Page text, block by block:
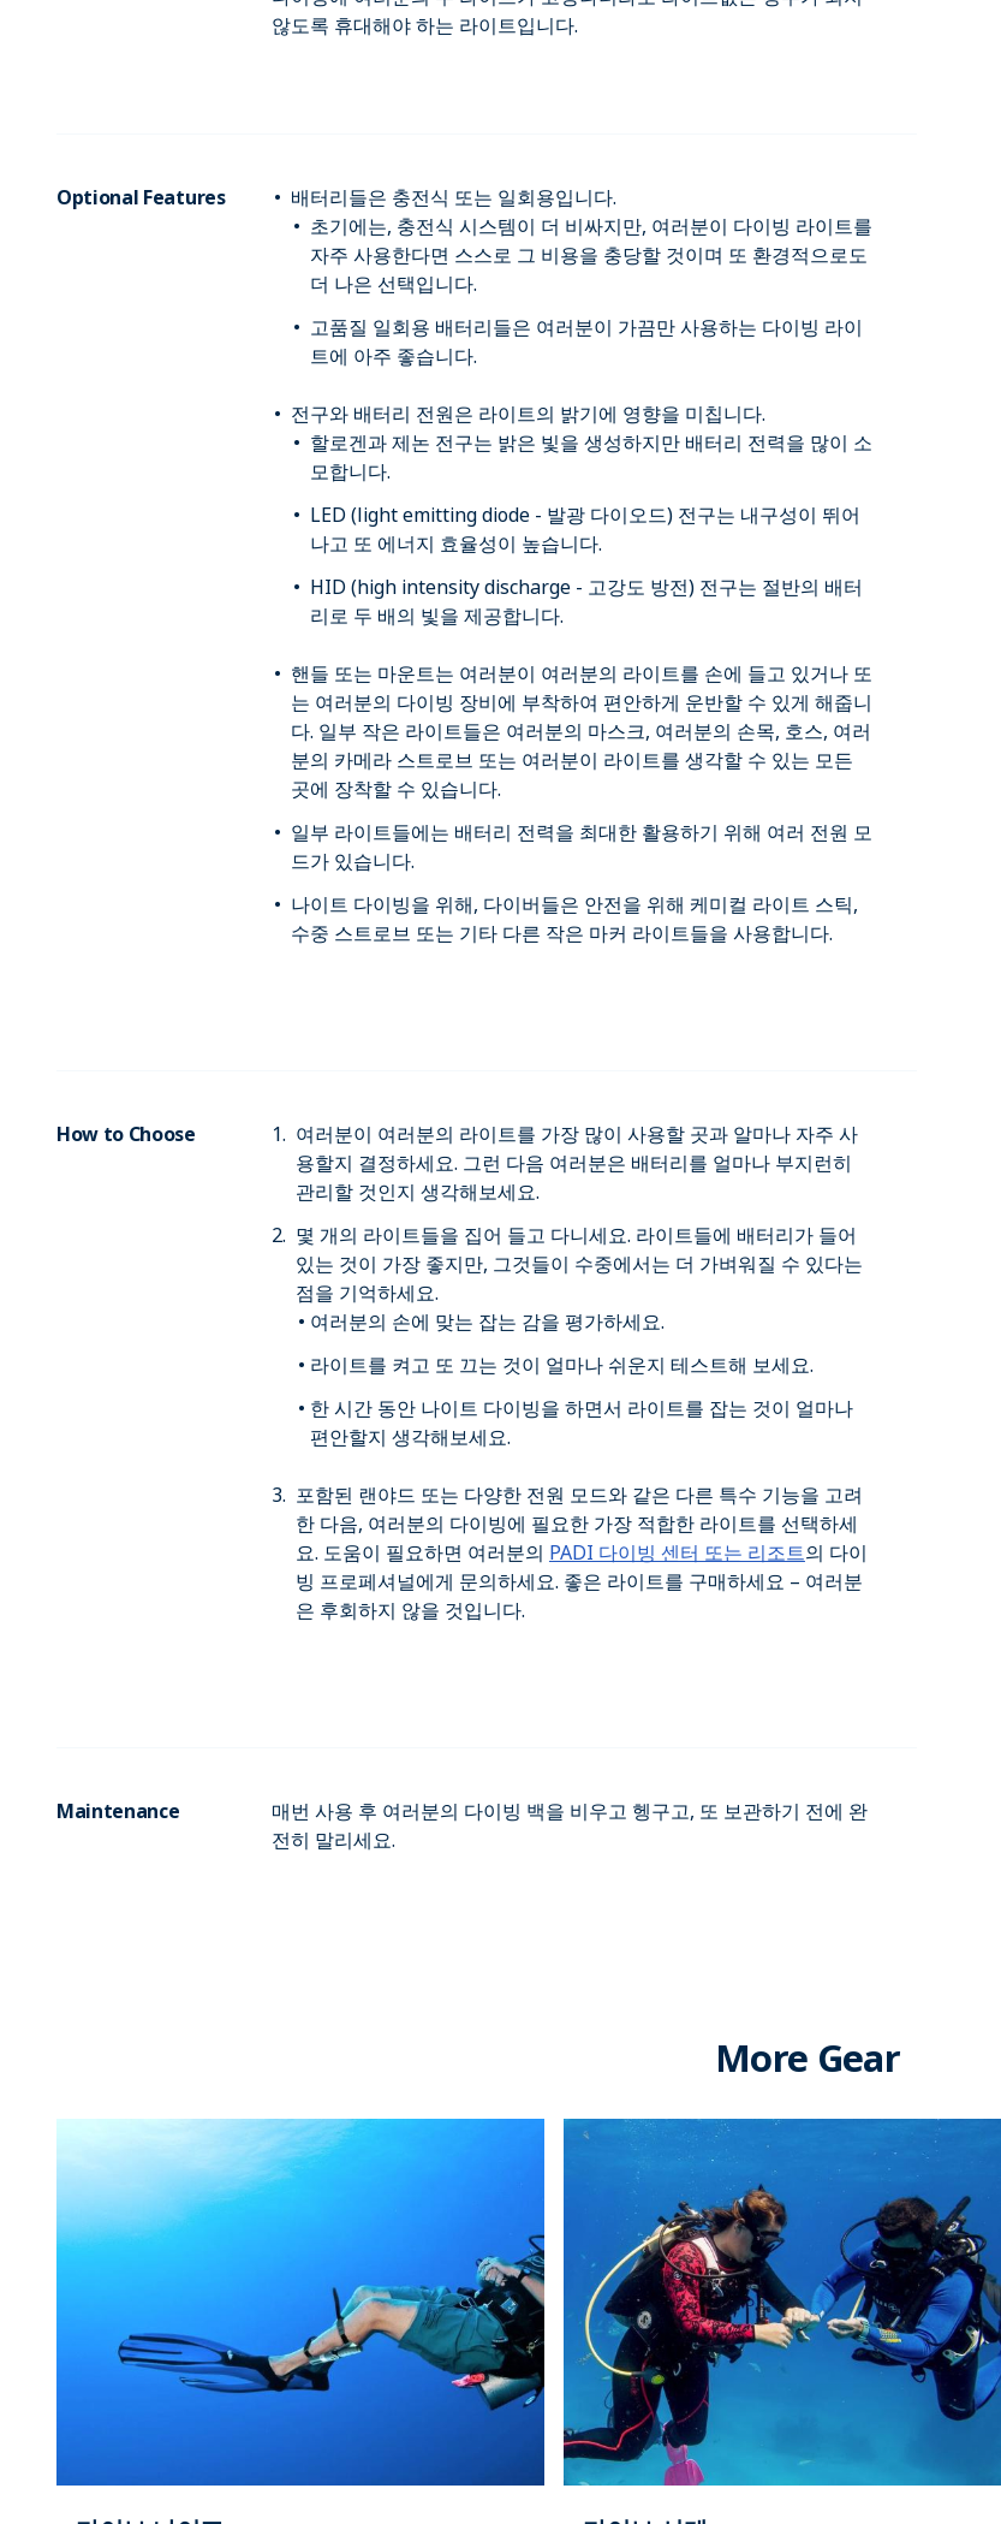
않도록 휴대해야 하는 라이트입니다.
Optional Features
배터리들은 충전식 또는 일회용입니다.
초기에는, 충전식 시스템이 더 비싸지만, 여러분이 다이빙 라이트를
자주 사용한다면 스스로 그 비용을 충당할 것이며 또 환경적으로도
더 나은 선택입니다.
고품질 일회용 배터리들은 여러분이 가끔만 사용하는 다이빙 라이
트에 아주 좋습니다.
전구와 배터리 전원은 라이트의 밝기에 영향을 미칩니다.
할로겐과 제논 전구는 밝은 빛을 생성하지만 배터리 전력을 많이 소
모합니다.
LED (light emitting diode - 발광 다이오드) 전구는 내구성이 뛰어
나고 또 에너지 효율성이 높습니다.
HID (high intensity discharge - 고강도 방전) 전구는 절반의 배터
리로 두 배의 빛을 제공합니다.
핸들 또는 마운트는 여러분이 여러분의 라이트를 손에 들고 있거나 또
는 여러분의 다이빙 장비에 부착하여 편안하게 운반할 수 있게 해줍니
다. 일부 작은 라이트들은 여러분의 마스크, 여러분의 손목, 호스, 여러
분의 카메라 스트로브 또는 여러분이 라이트를 생각할 수 있는 모든
곳에 장착할 수 있습니다.
일부 라이트들에는 배터리 전력을 최대한 활용하기 위해 여러 전원 모
드가 있습니다.
나이트 다이빙을 위해, 다이버들은 안전을 위해 케미컬 라이트 스틱,
수중 스트로브 또는 기타 다른 작은 마커 라이트들을 사용합니다.
How to Choose
여러분이 여러분의 라이트를 가장 많이 사용할 곳과 알마나 자주 사
용할지 결정하세요. 그런 다음 여러분은 배터리를 얼마나 부지런히
관리할 것인지 생각해보세요.
몇 개의 라이트들을 집어 들고 다니세요. 라이트들에 배터리가 들어
있는 것이 가장 좋지만, 그것들이 수중에서는 더 가벼워질 수 있다는
점을 기억하세요.
여러분의 손에 맞는 잡는 감을 평가하세요.
라이트를 켜고 또 끄는 것이 얼마나 쉬운지 테스트해 보세요.
한 시간 동안 나이트 다이빙을 하면서 라이트를 잡는 것이 얼마나
편안할지 생각해보세요.
포함된 랜야드 또는 다양한 전원 모드와 같은 다른 특수 기능을 고려
한 다음, 여러분의 다이빙에 필요한 가장 적합한 라이트를 선택하세
요. 도움이 필요하면 여러분의 PADI 다이빙 센터 또는 리조트의 다이
빙 프로페셔널에게 문의하세요. 좋은 라이트를 구매하세요 – 여러분
은 후회하지 않을 것입니다.
Maintenance
매번 사용 후 여러분의 다이빙 백을 비우고 헹구고, 또 보관하기 전에 완
전히 말리세요.
More Gear